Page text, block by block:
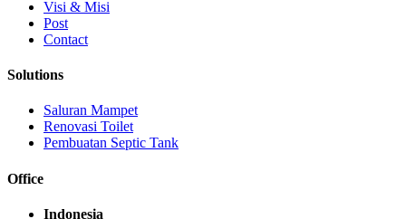
Visi & Misi
Post
Contact
Solutions
Saluran Mampet
Renovasi Toilet
Pembuatan Septic Tank
Office
Indonesia